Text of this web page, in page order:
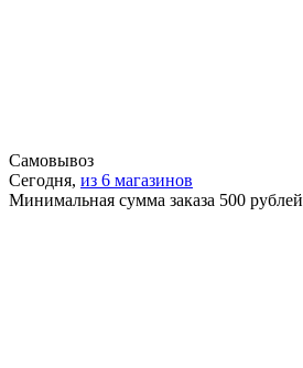
Самовывоз
Сегодня, из 6 магазинов
Минимальная сумма заказа 500 рублей